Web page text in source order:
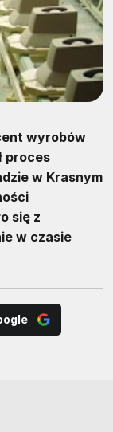
wyrobów
proces
w Krasnym
się z
w czasie